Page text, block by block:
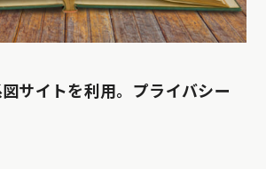
サイトを利用。プライバシー